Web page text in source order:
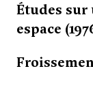
Études sur
espace